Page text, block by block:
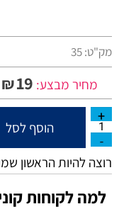
מק"ט:35
מחיר מבצע: ₪19
הוסף לסל
רוצה להיות הראשון
למה לקוחות